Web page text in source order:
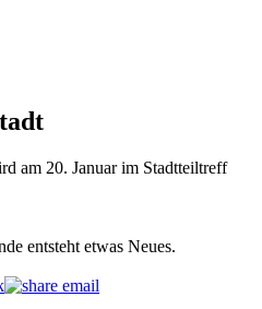
am 20. Januar im Stadtteiltreff
entsteht etwas Neues.